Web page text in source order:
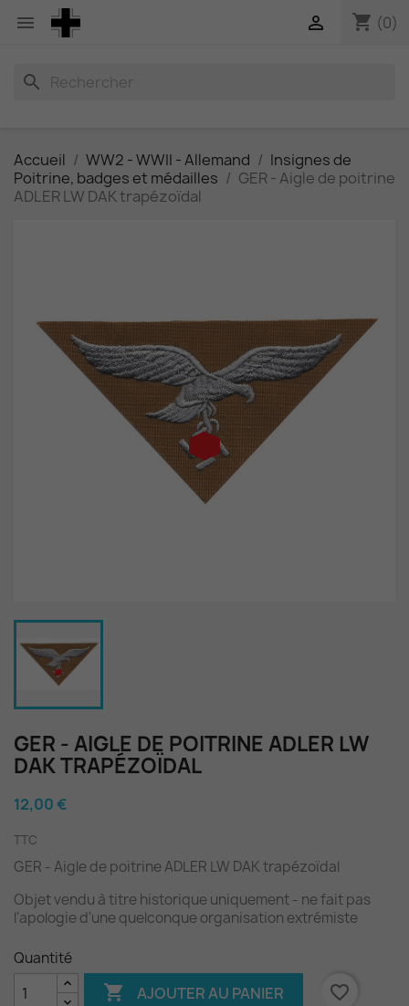
 shopping_cart (0)

search
Accueil WW2 - WWII - Allemand
Insignes de
Poitrine, badges et médailles
GER - Aigle de poitrine
ADLER LW DAK trapézoïdal
GER - AIGLE DE POITRINE ADLER LW
DAK TRAPÉZOÏDAL
12,00 €
TTC
GER - Aigle de poitrine ADLER LW DAK trapézoïdal
Objet vendu à titre historique uniquement - ne fait pas
l'apologie d'une quelconque organisation extrémiste
Quantité
 AJOUTER AU PANIER
favorite_border